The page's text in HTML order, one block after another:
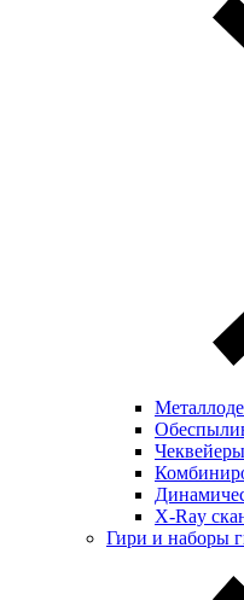
Чеквейеры
X-Ray
Гири и наборы